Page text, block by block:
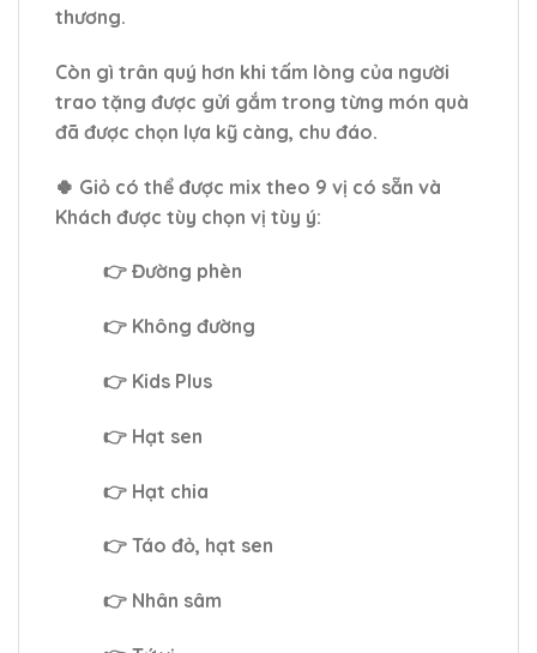
thương.
Còn gì trân quý hơn khi tấm lòng của người
trao tặng được gửi gắm trong từng món quà
đã được chọn lựa kỹ càng, chu đáo.
🍀 Giỏ có thể được mix theo 9 vị có sẵn và
Khách được tùy chọn vị tùy ý:
👉 Đường phèn
👉 Không đường
👉 Kids Plus
👉 Hạt sen
👉 Hạt chia
👉 Táo đỏ, hạt sen
👉 Nhân sâm